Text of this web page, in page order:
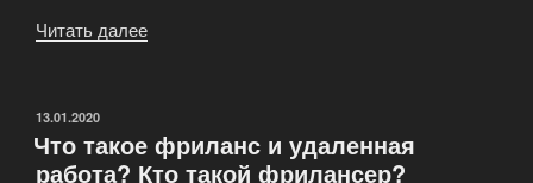
Читать далее
большее
распространение»
ОПУБЛИКОВАНО
13.01.2020
Что такое фриланс и удаленная
работа? Кто такой фрилансер?